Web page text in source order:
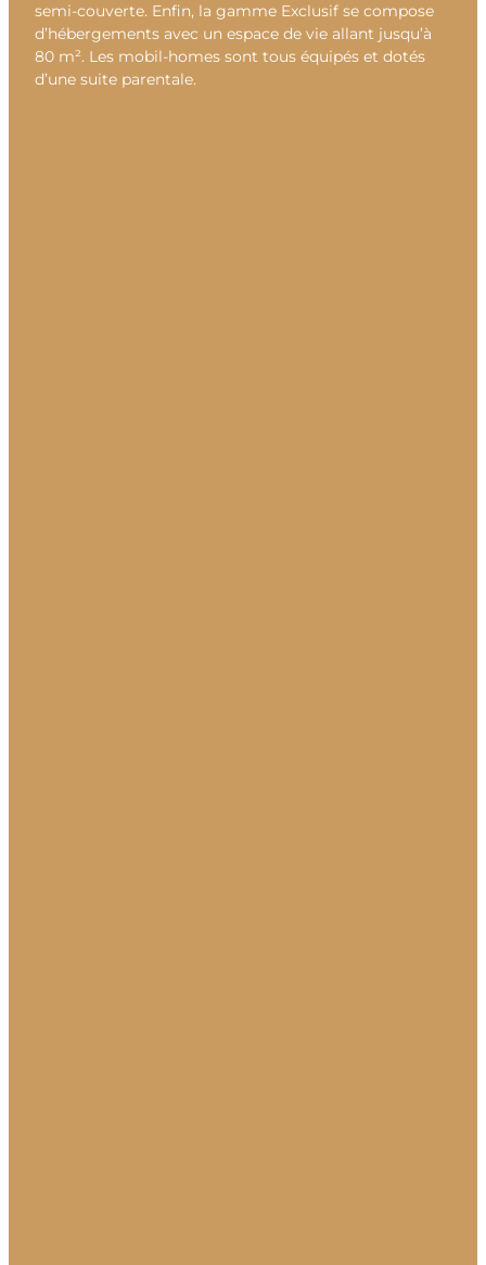
semi-couverte. Enfin, la gamme Exclusif se compose
d’hébergements avec un espace de vie allant jusqu’à
80 m². Les mobil-homes sont tous équipés et dotés
d’une suite parentale.